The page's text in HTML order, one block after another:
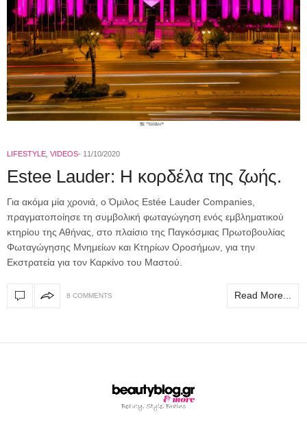
LIFESTYLE VIDEOS 11/10/2020
Estee Lauder: Η κορδέλα της ζωής.
Για ακόμα μία χρονιά, ο Όμιλος Estée Lauder Companies,
πραγματοποίησε τη συμβολική φωταγώγηση ενός εμβληματικού
κτηρίου της Αθήνας, στo πλαίσιo της Παγκόσμιας Πρωτοβουλίας
Φωταγώγησης Μνημείων και Κτηρίων Οροσήμων, για την
Εκστρατεία για τον Καρκίνο του Μαστού.
8 COMMENTS Read More...